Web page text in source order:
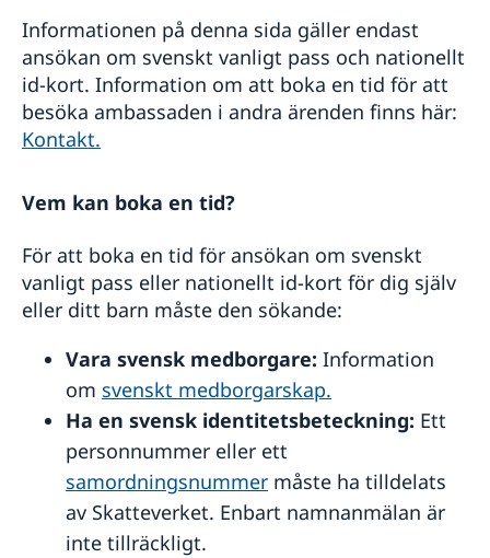
Foto och fingeravtryck
Samordningsnummer
Vanliga frågor
Medborgarskap
Svenskt medborgarskap
Barn födda utomlands före 1 april 2015 med svensk
pappa
Återfå svenskt medborgarskap för dig som förlorat
det vid 22 års ålder
Akut Hjälp
Gifta sig utomlands
Översättningar
Avgifter och betalningssätt
Reseinformation
Aktuella händelser
Allmänna säkerhetsläget
Terrorism
Naturförhållanden och katastrofer
In- och utresebestämmelser
Hälso- och sjukvård
Lokala lagar och sedvänjor
Kriminalitet och personlig säkerhet
Informationen på denna sida gäller endast
ansökan om svenskt vanligt pass och nationellt
id-kort. Information om att boka en tid för att
besöka ambassaden i andra ärenden finns här:
Kontakt.
Vem kan boka en tid?
För att boka en tid för ansökan om svenskt
vanligt pass eller nationellt id-kort för dig själv
eller ditt barn måste den sökande:
Vara svensk medborgare: Information
om svenskt medborgarskap.
Ha en svensk identitetsbeteckning: Ett
personnummer eller ett
samordningsnummer måste ha tilldelats
av Skatteverket. Enbart namnanmälan är
inte tillräckligt.